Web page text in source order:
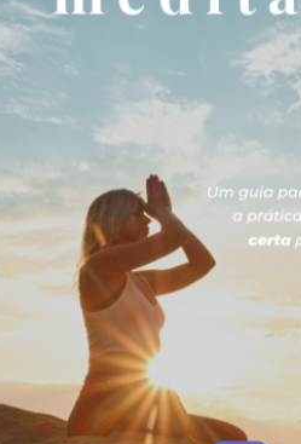
interessar:
as 5 linguagens do amor
estudo da Harvard
0 comments 0